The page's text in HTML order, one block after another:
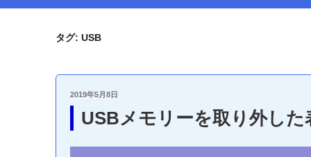
タグ: USB
投
稿
2019年5月8日
USBメモリーを取り外した